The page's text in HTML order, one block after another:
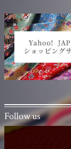
Follow us